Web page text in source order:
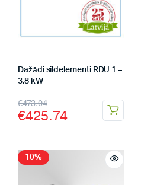
Dažādi sildelementi RDU 1 –
3,8 kW
€473.04
€425.74
10%